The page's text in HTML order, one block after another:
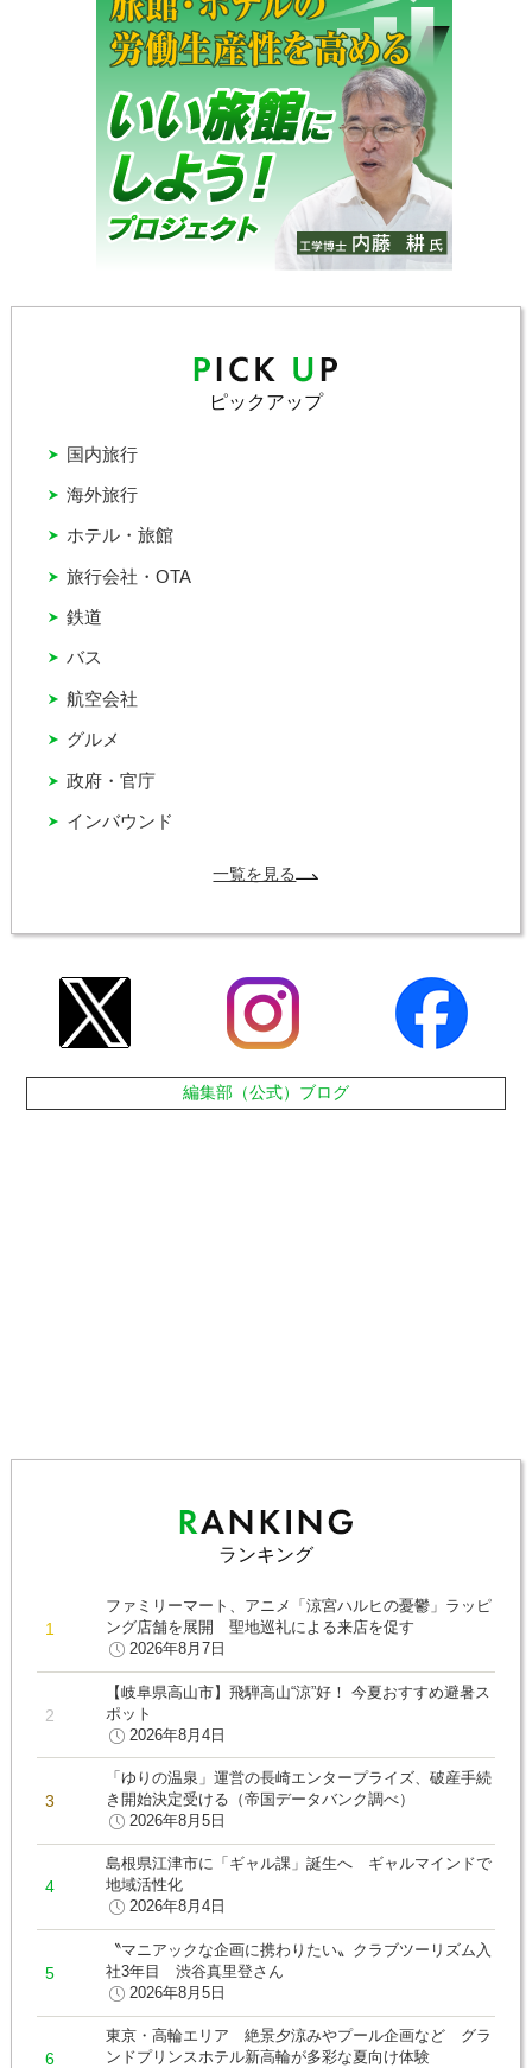
ピックアップ
インバウンド
グルメ
バス
ホテル・旅館
国内旅行
政府・官庁
旅行会社・OTA
海外旅行
航空会社
鉄道
一覧を見る
編集部（公式）ブログ
ランキング
ファミリーマート、アニメ「涼宮ハルヒの憂鬱」ラッピ
ング店舗を展開 聖地巡礼による来店を促す
2026年8月7日
【岐阜県高山市】飛騨高山“涼”好！ 今夏おすすめ避暑ス
ポット
2026年8月4日
「ゆりの温泉」運営の長崎エンタープライズ、破産手続
き開始決定受ける（帝国データバンク調べ）
2026年8月5日
島根県江津市に「ギャル課」誕生へ ギャルマインドで
地域活性化
2026年8月4日
〝マニアックな企画に携わりたい〟クラブツーリズム入
社3年目 渋谷真里登さん
2026年8月5日
東京・高輪エリア 絶景夕涼みやプール企画など グラ
ンドプリンスホテル新高輪が多彩な夏向け体験